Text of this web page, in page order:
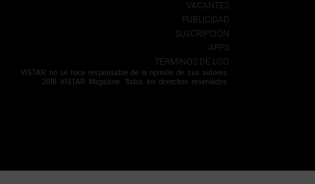
VACANTES
PUBLICIDAD
SUSCRIPCIÓN
APPS
TÉRMINOS DE USO
VISTAR no se hace responsable de la opinión de sus autores.
2018 VISTAR Magazine. Todos los derechos reservados.